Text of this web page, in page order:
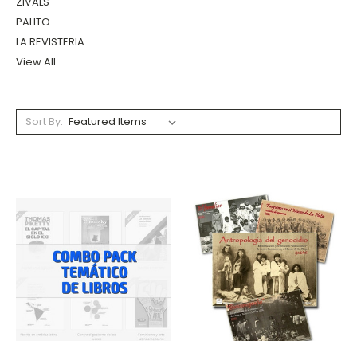
PALITO
LA REVISTERIA
View All
Sort By: